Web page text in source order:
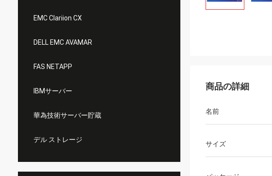
EMC Clariion CX
DELL EMC AVAMAR
FAS NETAPP
IBMサーバー
華為技術サーバー貯蔵
デル ストレージ
商品の詳細
名前
サイズ